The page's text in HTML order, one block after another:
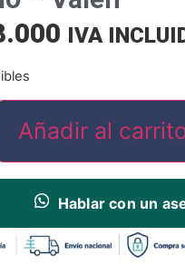
IVA
Añadir al
Hablar con un